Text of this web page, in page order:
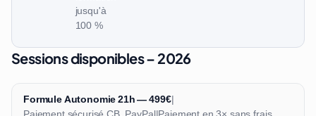
jusqu'à
100 %
Sessions disponibles – 2026
Formule Autonomie 21h — 499€|